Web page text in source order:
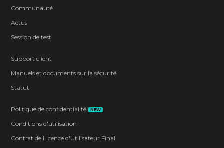
Communauté
Actus
Session de test
Support client
Manuels et documents sur la sécurité
Statut
Politique de confidentialité NEW
Conditions d'utilisation
Contrat de Licence d'Utilisateur Final